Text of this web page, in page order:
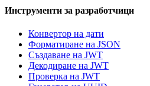
Инструменти за разработчици
Конвертор на дати
Форматиране на JSON
Създаване на JWT
Декодиране на JWT
Проверка на JWT